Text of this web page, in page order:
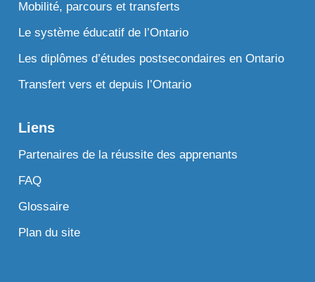
Mobilité, parcours et transferts
Le système éducatif de l’Ontario
Les diplômes d’études postsecondaires en Ontario
Transfert vers et depuis l’Ontario
Liens
Partenaires de la réussite des apprenants
FAQ
Glossaire
Plan du site